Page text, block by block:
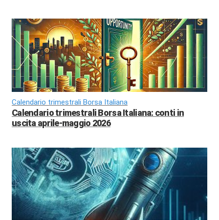
Calendario trimestrali Borsa Italiana
Calendario trimestrali Borsa Italiana: conti in
uscita aprile-maggio 2026